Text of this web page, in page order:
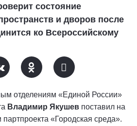
состояние
и дворов после
ко Всероссийскому
отделениям «Единой России»
Владимир Якушев поставил на
«Городская среда».